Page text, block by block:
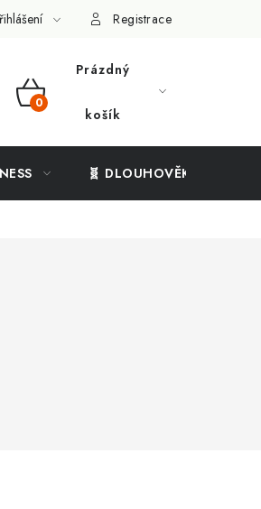
Registrace
NÁKUPNÍ
Prázdný
košík
🧬 DLOUHOVĚKOST